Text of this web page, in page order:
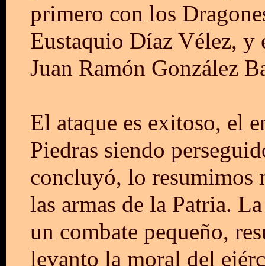
primero con los
Eustaquio Díaz Vélez, y
Juan Ramón González
El ataque es exitoso, el
Piedras siendo
concluyó, lo resumimos
las armas de la Patria.
un combate pequeño,
levanto la moral del